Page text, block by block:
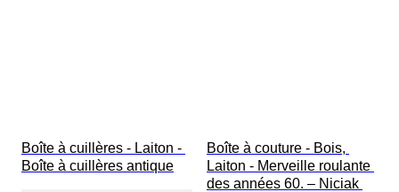
Boîte à cuillères - Laiton -
Boîte à cuillères antique
Boîte à couture - Bois,
Laiton - Merveille roulante
des années 60. – Niciak